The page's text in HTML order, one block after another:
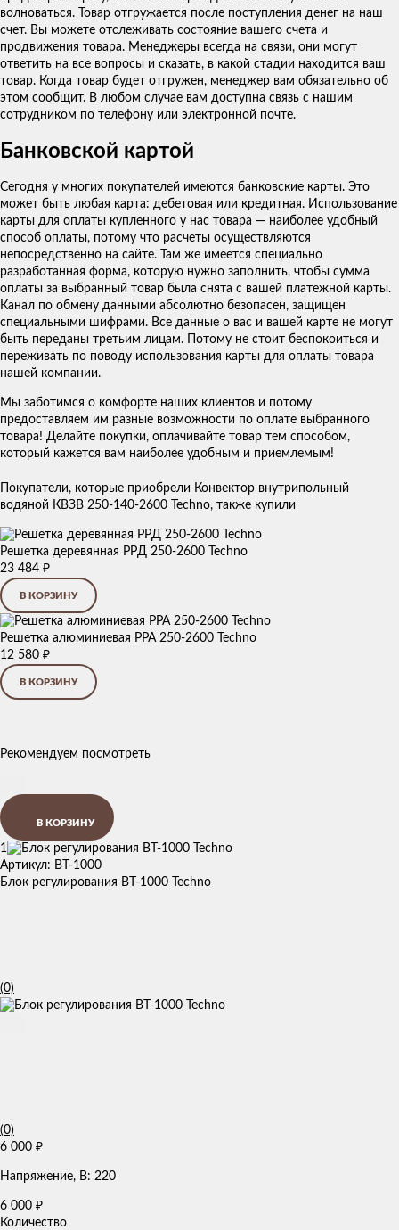
волноваться. Товар отгружается после поступления денег на наш
счет. Вы можете отслеживать состояние вашего счета и
продвижения товара. Менеджеры всегда на связи, они могут
ответить на все вопросы и сказать, в какой стадии находится ваш
товар. Когда товар будет отгружен, менеджер вам обязательно об
этом сообщит. В любом случае вам доступна связь с нашим
сотрудником по телефону или электронной почте.
Банковской картой
Сегодня у многих покупателей имеются банковские карты. Это
может быть любая карта: дебетовая или кредитная. Использование
карты для оплаты купленного у нас товара — наиболее удобный
способ оплаты, потому что расчеты осуществляются
непосредственно на сайте. Там же имеется специально
разработанная форма, которую нужно заполнить, чтобы сумма
оплаты за выбранный товар была снята с вашей платежной карты.
Канал по обмену данными абсолютно безопасен, защищен
специальными шифрами. Все данные о вас и вашей карте не могут
быть переданы третьим лицам. Потому не стоит беспокоиться и
переживать по поводу использования карты для оплаты товара
нашей компании.
Мы заботимся о комфорте наших клиентов и потому
предоставляем им разные возможности по оплате выбранного
товара! Делайте покупки, оплачивайте товар тем способом,
который кажется вам наиболее удобным и приемлемым!
Покупатели, которые приобрели Конвектор внутрипольный
водяной КВЗВ 250-140-2600 Techno, также купили
Решетка деревянная PPД 250-2600 Techno
23 484 ₽
В КОРЗИНУ
Решетка алюминиевая PPA 250-2600 Techno
12 580 ₽
В КОРЗИНУ
Рекомендуем посмотреть
В КОРЗИНУ
1
Артикул: BT-1000
Блок регулирования BT-1000 Techno
(0)
(0)
6 000 ₽
Напряжение, В: 220
6 000 ₽
Количество